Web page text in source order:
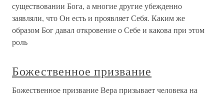
существовании Бога, а многие другие убежденно
заявляли, что Он есть и проявляет Себя. Каким же
образом Бог давал откровение о Себе и какова при этом
роль
Божественное призвание
Божественное призвание Вера призывает человека на